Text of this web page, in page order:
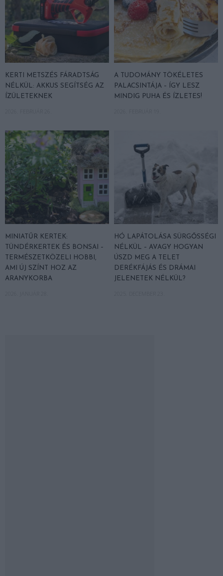
KERTI METSZÉS FÁRADTSÁG
NÉLKÜL: AKKUS SEGÍTSÉG AZ
ÍZÜLETEKNEK
A TUDOMÁNY TÖKÉLETES
PALACSINTÁJA – ÍGY LESZ
MINDIG PUHA ÉS ÍZLETES!
MINIATŰR KERTEK:
TÜNDÉRKERTEK ÉS BONSAI –
TERMÉSZETKÖZELI HOBBI,
AMI ÚJ SZÍNT HOZ AZ
ARANYKORBA
HÓ LAPÁTOLÁSA SÜRGŐSSÉGI
NÉLKÜL – AVAGY HOGYAN
ÚSZD MEG A TELET
DERÉKFÁJÁS ÉS DRÁMAI
JELENETEK NÉLKÜL?